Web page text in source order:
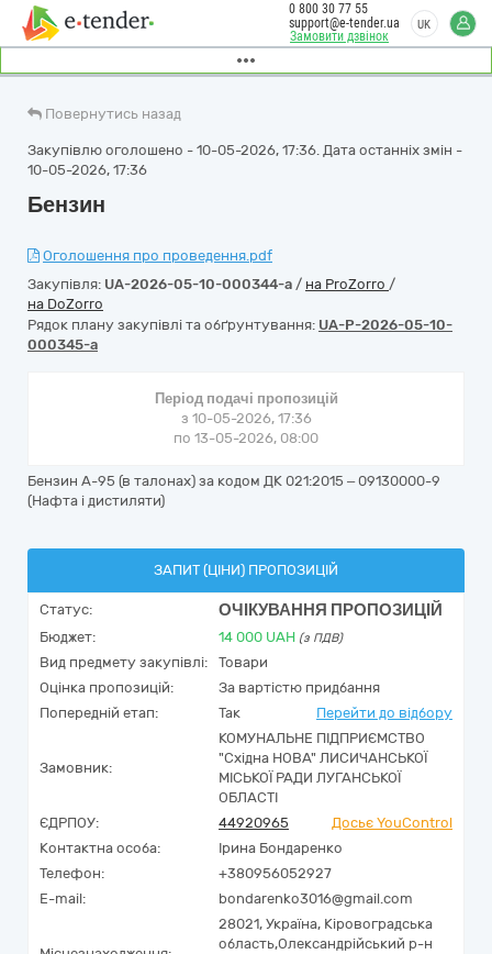
Замовити дзвінок
0 800 30 77 55
support@e-tender.ua
UK
Повернутись назад
Закупівлю оголошено - 10-05-2026, 17:36. Дата останніх змін -
10-05-2026, 17:36
Бензин
Оголошення про проведення.pdf
Закупівля: UA-2026-05-10-000344-a / на ProZorro /
на DoZorro
Рядок плану закупівлі та обґрунтування: UA-P-2026-05-10-
000345-a
Період подачі пропозицій
з 10-05-2026, 17:36
по 13-05-2026, 08:00
Бензин А-95 (в талонах) за кодом ДК 021:2015 – 09130000-9
(Нафта і дистиляти)
ЗАПИТ (ЦІНИ) ПРОПОЗИЦІЙ
Статус: ОЧІКУВАННЯ ПРОПОЗИЦІЙ
Бюджет: 14 000 UAH (з ПДВ)
Вид предмету закупівлі:
Товари
Оцінка пропозицій:
За вартістю придбання
Попередній етап:
Так Перейти до відбору
Замовник:
КОМУНАЛЬНЕ ПІДПРИЄМСТВО
"Східна НОВА" ЛИСИЧАНСЬКОЇ
МІСЬКОЇ РАДИ ЛУГАНСЬКОЇ
ОБЛАСТІ
ЄДРПОУ:
44920965
Досьє YouControl
Контактна особа:
Ірина Бондаренко
Телефон:
+380956052927
E-mail:
bondarenko3016@gmail.com
28021, Україна, Кіровоградська
область,Олександрійський р-н